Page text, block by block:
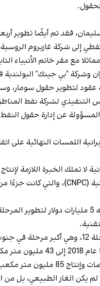
فقد تم أيضًا تطوير
إلى شركة غازبروم
مع مقر خاتم الأنبياء
وشركة "بي جينك"
عقود لتطوير حقول سومار،
المناطق الوسطى الإيرانية، قال في وقت
عن إدارة حقول
لا تملك الخبرة
وكان الانخفاض الحاد في الضغط
لم يكن الغاز الطبيعي، بل من